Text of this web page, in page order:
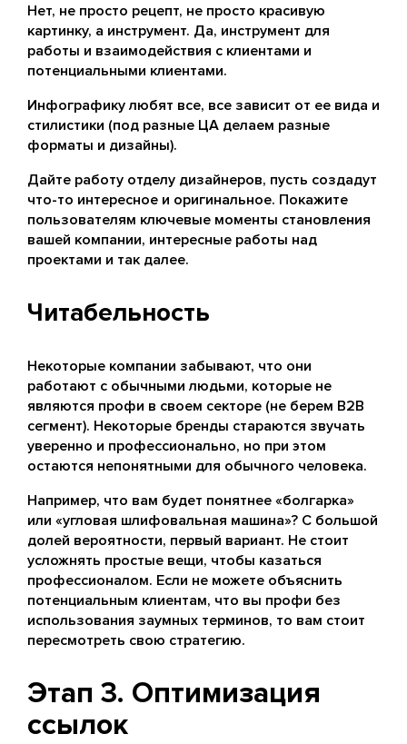
Нет, не просто рецепт, не просто красивую
картинку, а инструмент. Да, инструмент для
работы и взаимодействия с клиентами и
потенциальными клиентами.
Инфографику любят все, все зависит от ее вида и
стилистики (под разные ЦА делаем разные
форматы и дизайны).
Дайте работу отделу дизайнеров, пусть создадут
что-то интересное и оригинальное. Покажите
пользователям ключевые моменты становления
вашей компании, интересные работы над
проектами и так далее.
Читабельность
Некоторые компании забывают, что они
работают с обычными людьми, которые не
являются профи в своем секторе (не берем B2B
сегмент). Некоторые бренды стараются звучать
уверенно и профессионально, но при этом
остаются непонятными для обычного человека.
Например, что вам будет понятнее «болгарка»
или «угловая шлифовальная машина»? С большой
долей вероятности, первый вариант. Не стоит
усложнять простые вещи, чтобы казаться
профессионалом. Если не можете объяснить
потенциальным клиентам, что вы профи без
использования заумных терминов, то вам стоит
пересмотреть свою стратегию.
Этап 3. Оптимизация
ссылок